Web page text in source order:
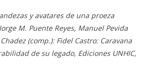
y avatares de una proeza
M. Puente Reyes, Manuel Pevida
(comp.): Fidel Castro: Caravana
de su legado, Ediciones UNHIC,